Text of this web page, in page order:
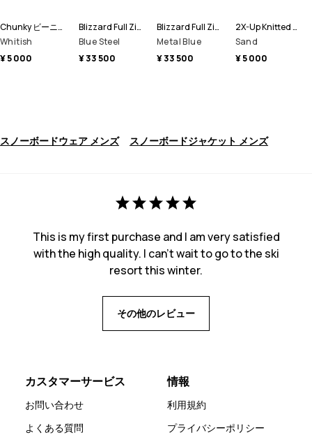
Chunky ビーニー帽
Whitish
¥ 5 000
Blizzard Full Zip スノーボードジャケット メンズ
Blue Steel
¥ 33 500
Blizzard Full Zip スキージャケット メンズ
Metal Blue
¥ 33 500
2X-Up Knitted スキー マスク
Sand
¥ 5 000
スノーボードウェア メンズ スノーボードジャケット メンズ
This is my first purchase and I am very satisfied
with the high quality. I can't wait to go to the ski
resort this winter.
その他のレビュー
カスタマーサービス
お問い合わせ
よくある質問
情報
利用規約
プライバシーポリシー